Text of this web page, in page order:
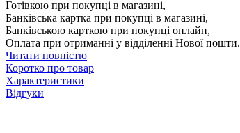
Готівкою при покупці в магазині,
Банківська картка при покупці в магазині,
Банківською карткою при покупці онлайн,
Оплата при отриманні у відділенні Нової пошти.
Читати повністю
Коротко про товар
Характеристики
Відгуки